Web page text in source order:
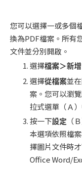
您可以選擇一或多個
換為PDF檔案。所有
文件並分別開啟。
選擇檔案＞新
選擇從檔案並在
案。您可以瀏
拉式選單（Ａ
按一下設定 （
本選項依照檔
擇圖片文件時
Office Word/